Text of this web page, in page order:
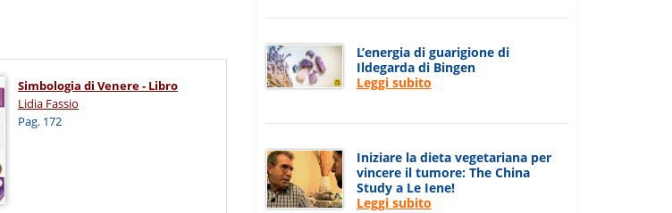
Simbologia di Venere - Libro
Lidia Fassio
Pag. 172
L’energia di guarigione di
Ildegarda di Bingen
Leggi subito
Iniziare la dieta vegetariana per
vincere il tumore: The China
Study a Le Iene!
Leggi subito